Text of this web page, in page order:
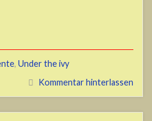
, Under the ivy
Kommentar hinterlassen